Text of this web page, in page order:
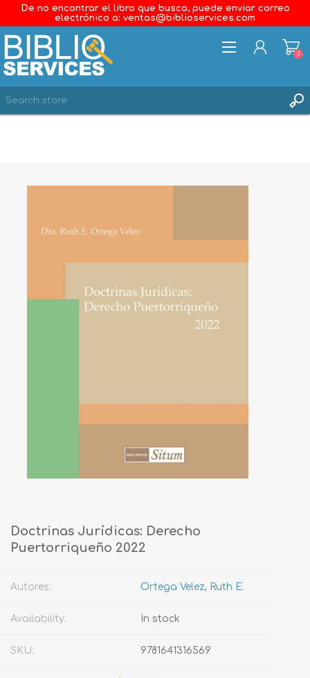
De no encontrar el libro que busca, puede enviar correo
electrónico a: ventas@biblioservices.com
0
Doctrinas Jurídicas: Derecho
Puertorriqueño 2022
Autores: Ortega Velez, Ruth E.
Availability: In stock
SKU: 9781641316569